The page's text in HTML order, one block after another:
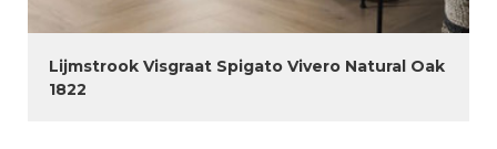
Lijmstrook Visgraat Spigato Vivero Natural Oak
1822